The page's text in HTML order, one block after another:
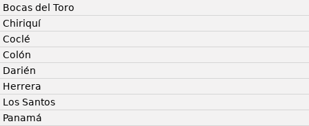
Bocas del Toro
Chiriquí
Coclé
Colón
Darién
Herrera
Los Santos
Panamá